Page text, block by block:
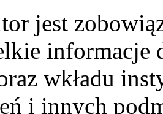
jest
informacje
wkładu
i innych